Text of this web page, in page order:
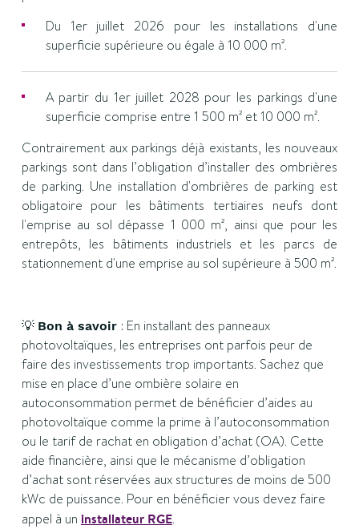
Du 1er juillet 2026 pour les installations d'une
superficie supérieure ou égale à 10 000 m².
A partir du 1er juillet 2028 pour les parkings d'une
superficie comprise entre 1 500 m² et 10 000 m².
Contrairement aux parkings déjà existants, les nouveaux
parkings sont dans l’obligation d’installer des ombrières
de parking. Une installation d'ombrières de parking est
obligatoire pour les bâtiments tertiaires neufs dont
l'emprise au sol dépasse 1 000 m², ainsi que pour les
entrepôts, les bâtiments industriels et les parcs de
stationnement d'une emprise au sol supérieure à 500 m².
💡 Bon à savoir : En installant des panneaux
photovoltaïques, les entreprises ont parfois peur de
faire des investissements trop importants. Sachez que
mise en place d’une ombière solaire en
autoconsommation permet de bénéficier d’aides au
photovoltaïque comme la prime à l’autoconsommation
ou le tarif de rachat en obligation d’achat (OA). Cette
aide financière, ainsi que le mécanisme d’obligation
d’achat sont réservées aux structures de moins de 500
kWc de puissance. Pour en bénéficier vous devez faire
appel à un installateur RGE.